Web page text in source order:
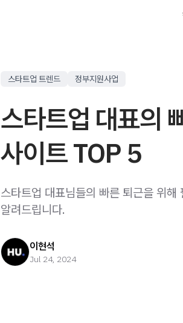
스타트업 트렌드 정부지원사업
스타트업 대표의
사이트 TOP 5
스타트업 대표님들의 빠른 퇴근을 위
알려드립니다.
이현석
Jul 24, 2024